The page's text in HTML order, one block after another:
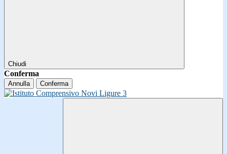
Chiudi
Conferma
Annulla Conferma